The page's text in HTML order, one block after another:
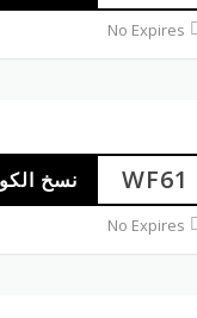
No Expires
WF61 نسخ
No Expires